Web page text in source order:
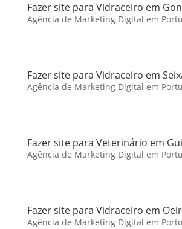
Fazer site para Vidraceiro em
Agência de Marketing Digital em
Fazer site para Vidraceiro em
Agência de Marketing Digital em
Fazer site para Veterinário em
Agência de Marketing Digital em
Fazer site para Vidraceiro em
Agência de Marketing Digital em